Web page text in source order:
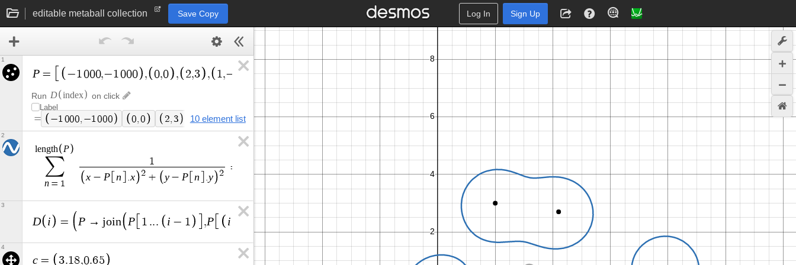
editable metaball collection Save Copy Log In Sign Up
P = −1000,−1000 , 0,0 , 2,3 , 1,− 4 , 7.95,0.72 , 3.78,−2.62 , 4.2,2.7 , 5.73,−4.35 , 8.84,−2.73 , 1000,1000
Run D index
on click
Label
= −1000, −1000 0,0 2,3 1,−4 7. 5,0.72 3.78,−2.62 4.2,2.7 5.73,−4.35 8.84,−2.73 1000,1000
10 element list
1
length P
∑
n = 1
1
x − P n .x 2 + y − P n .y 2 =
2
D i = P → join P 1 ... i − 1 ,P i
3
c = 3.18,0.65
4